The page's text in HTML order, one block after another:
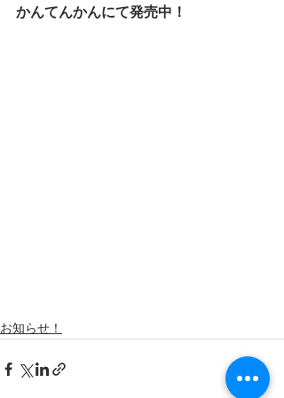
かんてんかんにて発売中！
お知らせ！